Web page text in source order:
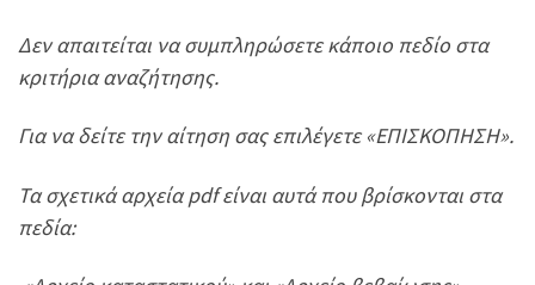
Δεν απαιτείται να συμπληρώσετε κάποιο πεδίο στα
κριτήρια αναζήτησης.
Για να δείτε την αίτηση σας επιλέγετε «ΕΠΙΣΚΟΠΗΣΗ».
Τα σχετικά αρχείαpdfείναι αυτά που βρίσκονται στα
πεδία: